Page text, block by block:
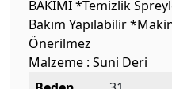
BAKIMI *Temizlik
Bakım Yapılabilir
Önerilmez
Malzeme : Suni Deri